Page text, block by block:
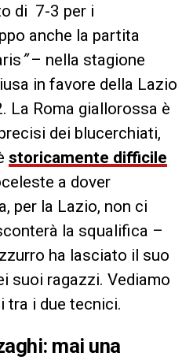
di 7-3 per i
anche la partita
”– nella stagione
in favore della Lazio
La Roma giallorossa è
dei blucerchiati,
storicamente difficile
a dover
per la Lazio, non ci
la squalifica –
ha lasciato il suo
suoi ragazzi. Vediamo
tra i due tecnici.
mai una